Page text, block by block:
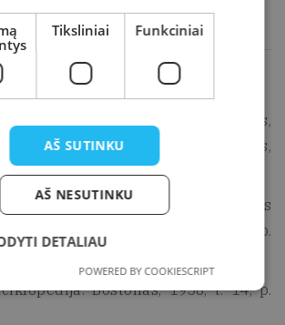
Julius. Visuomenės veikėjas,
Edvardas Lenkauskis. Švyturys,
14, nr. 80.
Jolios. Studėntu kuorpuoracėjės
steigies. A mon sakaa? 1992, nr. 6, p.
Bostonas, 1958, t. 14, p.
Tiksliniai Funkciniai
AŠ SUTINKU
AŠ NESUTINKU
DETALIAU
POWERED BY COOKIESCRIPT